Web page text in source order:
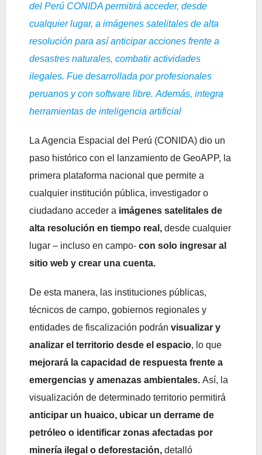
del Perú CONIDA permitirá acceder, desde
cualquier lugar, a imágenes satelitales de alta
resolución para así anticipar acciones frente a
desastres naturales, combatir actividades
ilegales. Fue desarrollada por profesionales
peruanos y con software libre. Además, integra
herramientas de inteligencia artificial
La Agencia Espacial del Perú (CONIDA) dio un
paso histórico con el lanzamiento de GeoAPP, la
primera plataforma nacional que permite a
cualquier institución pública, investigador o
ciudadano acceder a imágenes satelitales de
alta resolución en tiempo real, desde cualquier
lugar – incluso en campo- con solo ingresar al
sitio web y crear una cuenta.
De esta manera, las instituciones públicas,
técnicos de campo, gobiernos regionales y
entidades de fiscalización podrán visualizar y
analizar el territorio desde el espacio, lo que
mejorará la capacidad de respuesta frente a
emergencias y amenazas ambientales. Así, la
visualización de determinado territorio permitirá
anticipar un huaico, ubicar un derrame de
petróleo o identificar zonas afectadas por
minería ilegal o deforestación, detalló